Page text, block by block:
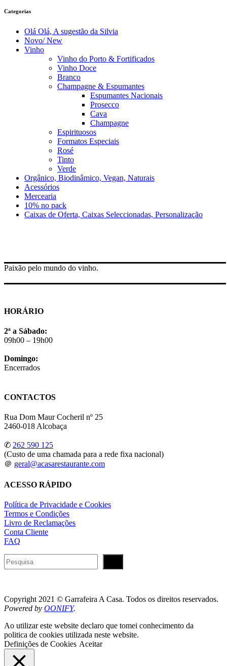
Categorias
Olá Olá, A sugestão da Silvia
Novo/ New
Vinho
Vinho do Porto & Fortificados
Vinho Doce
Branco
Champagne & Espumantes
Espumantes Nacionais
Prosecco
Cava
Champagne
Espirituosos
Formatos Especiais
Rosé
Tinto
Verde
Orgânico, Biodinâmico, Vegan, Naturais
Acessórios
Mercearia
10% no pack
Caixas de Oferta, Caixas Seleccionadas, Personalização
Paixão pelo mundo do vinho.
HORÁRIO
2ª a Sábado:
09h00 – 19h00
Domingo:
Encerrados
CONTACTOS
Rua Dom Maur Cocheril nº 25
2460-018 Alcobaça
✆ 262 590 125
(Custo de uma chamada para a rede fixa nacional)
＠ geral@acasarestaurante.com
ACESSO RÁPIDO
Política de Privacidade e Cookies
Termos e Condições
Livro de Reclamações
Conta Cliente
FAQ
Pesquisar
Copyright 2021 © Garrafeira A Casa. Todos os direitos reservados.
Powered by OONIFY.
Ao utilizar este website declaro que tomei conhecimento da
politica de cookies utilizada neste website.
Definições de Cookies Aceitar